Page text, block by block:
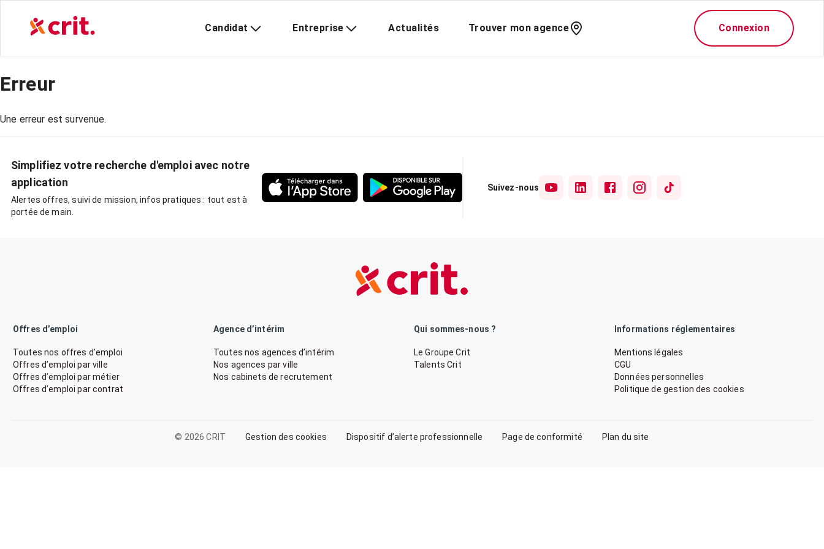
Candidat Entreprise Actualités Trouver mon agence Connexion
Erreur
Une erreur est survenue.
Simplifiez votre recherche d'emploi avec notre
application
Alertes offres, suivi de mission, infos pratiques : tout est à
portée de main.
Suivez-nous
Offres d’emploi
Toutes nos offres d’emploi
Offres d’emploi par ville
Offres d’emploi par métier
Offres d’emploi par contrat
Agence d’intérim
Toutes nos agences d’intérim
Nos agences par ville
Nos cabinets de recrutement
Qui sommes-nous ?
Le Groupe Crit
Talents Crit
Informations réglementaires
Mentions légales
CGU
Données personnelles
Politique de gestion des cookies
© 2026 CRIT Gestion des cookies Dispositif d’alerte professionnelle Page de conformité Plan du site